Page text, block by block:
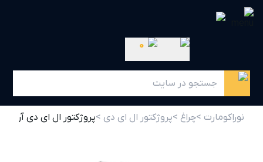
0
نوراکومارت >چراغ >پروژکتور ال ای دی >پروژکتور ال ای دی آریو 150 وات 30 درجه i 2 گلنور